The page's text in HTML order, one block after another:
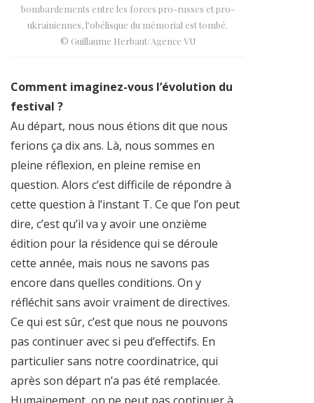
bombardements entre les forces pro-russes et pro-
ukrainiennes, l’obélisque du mémorial est tombé.
© Guillaume Herbaut/Agence VU
Comment imaginez-vous l’évolution du
festival ?
Au départ, nous nous étions dit que nous
ferions ça dix ans. Là, nous sommes en
pleine réflexion, en pleine remise en
question. Alors c’est difficile de répondre à
cette question à l’instant T. Ce que l’on peut
dire, c’est qu’il va y avoir une onzième
édition pour la résidence qui se déroule
cette année, mais nous ne savons pas
encore dans quelles conditions. On y
réfléchit sans avoir vraiment de directives.
Ce qui est sûr, c’est que nous ne pouvons
pas continuer avec si peu d’effectifs. En
particulier sans notre coordinatrice, qui
après son départ n’a pas été remplacée.
Humainement, on ne peut pas continuer à